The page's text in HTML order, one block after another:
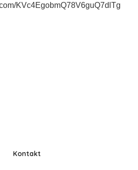
KVc4EgobmQ78V6guQ7dlTg
Kontakt